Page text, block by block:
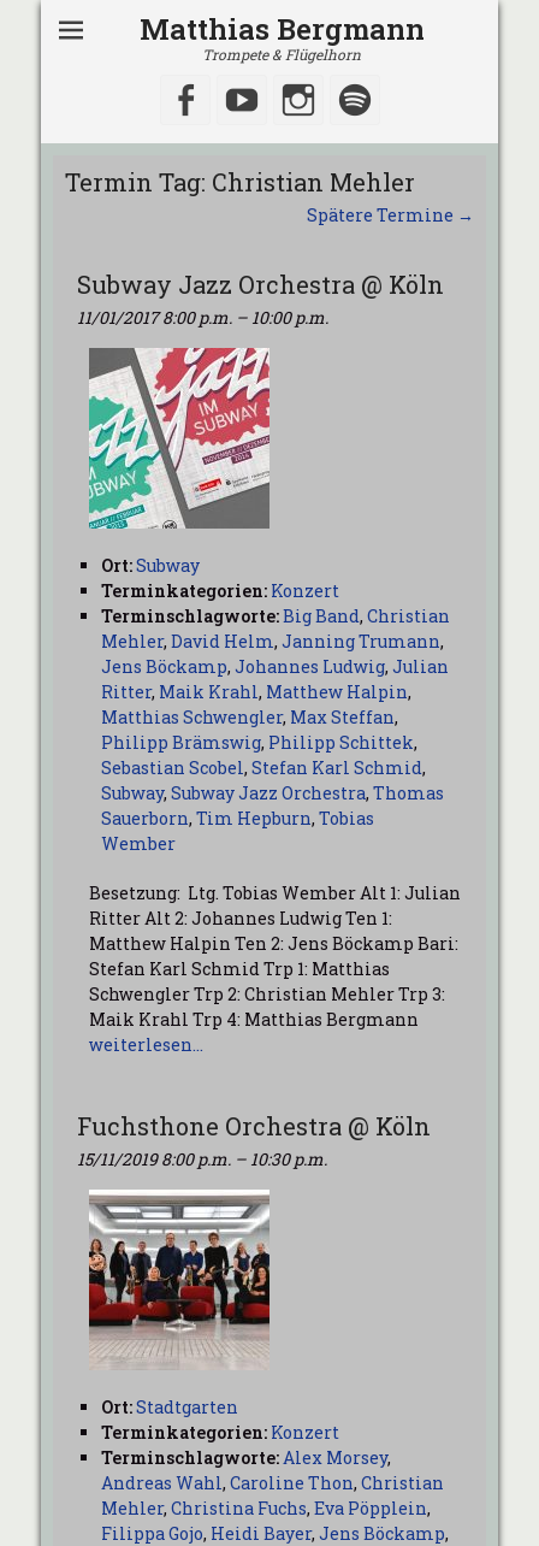
Matthias Bergmann
Trompete & Flügelhorn
Facebook
YouTubeInstagram
Termin Tag: Christian Mehler
Spätere Termine →
Subway Jazz Orchestra @ Köln
11/01/2017 8:00 p.m. – 10:00 p.m.
Ort:Subway
Terminkategorien: Konzert
Terminschlagworte:Big Band, Christian
Mehler, David Helm, Janning Trumann,
Jens Böckamp, Johannes Ludwig, Julian
Ritter, Maik Krahl, Matthew Halpin,
Matthias Schwengler, Max Steffan,
Philipp Brämswig, Philipp Schittek,
Sebastian Scobel, Stefan Karl Schmid,
Subway, Subway Jazz Orchestra, Thomas
Sauerborn, Tim Hepburn, Tobias
Wember
Besetzung: Ltg. Tobias Wember Alt 1: Julian
Ritter Alt 2: Johannes Ludwig Ten 1:
Matthew Halpin Ten 2: Jens Böckamp Bari:
Stefan Karl Schmid Trp 1: Matthias
Schwengler Trp 2: Christian Mehler Trp 3:
Maik Krahl Trp 4: Matthias Bergmann
weiterlesen…
Fuchsthone Orchestra @ Köln
15/11/2019 8:00 p.m. – 10:30 p.m.
Ort:Stadtgarten
Terminkategorien: Konzert
Terminschlagworte:Alex Morsey,
Andreas Wahl, Caroline Thon, Christian
Mehler, Christina Fuchs, Eva Pöpplein,
Filippa Gojo, Heidi Bayer, Jens Böckamp,